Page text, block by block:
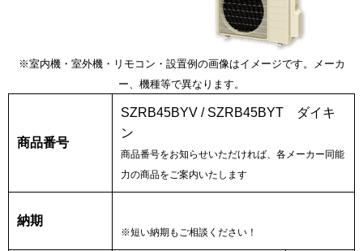
※室内機・室外機・リモコン・設置例の画像はイメージです。メーカ
ー、機種等で異なります。
商品番号
SZRB45BYV / SZRB45BYT ダイキ
ン
商品番号をお知らせいただければ、各メーカー同能
力の商品をご案内いたします
納期
※短い納期もご相談ください！